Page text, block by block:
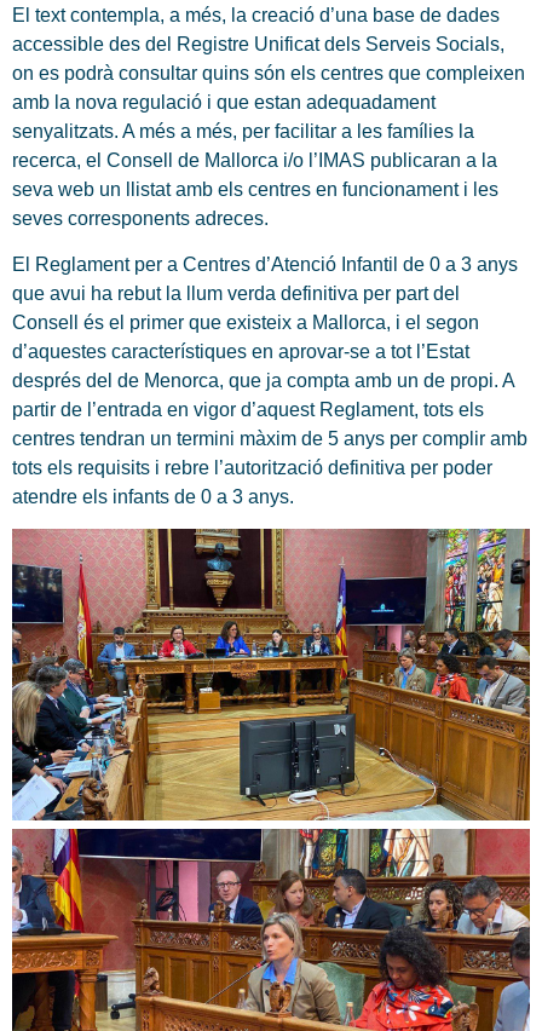
El text contempla, a més, la creació d’una base de dades
accessible des del Registre Unificat dels Serveis Socials,
on es podrà consultar quins són els centres que compleixen
amb la nova regulació i que estan adequadament
senyalitzats. A més a més, per facilitar a les famílies la
recerca, el Consell de Mallorca i/o l’IMAS publicaran a la
seva web un llistat amb els centres en funcionament i les
seves corresponents adreces.
El Reglament per a Centres d’Atenció Infantil de 0 a 3 anys
que avui ha rebut la llum verda definitiva per part del
Consell és el primer que existeix a Mallorca, i el segon
d’aquestes característiques en aprovar-se a tot l’Estat
després del de Menorca, que ja compta amb un de propi. A
partir de l’entrada en vigor d’aquest Reglament, tots els
centres tendran un termini màxim de 5 anys per complir amb
tots els requisits i rebre l’autorització definitiva per poder
atendre els infants de 0 a 3 anys.